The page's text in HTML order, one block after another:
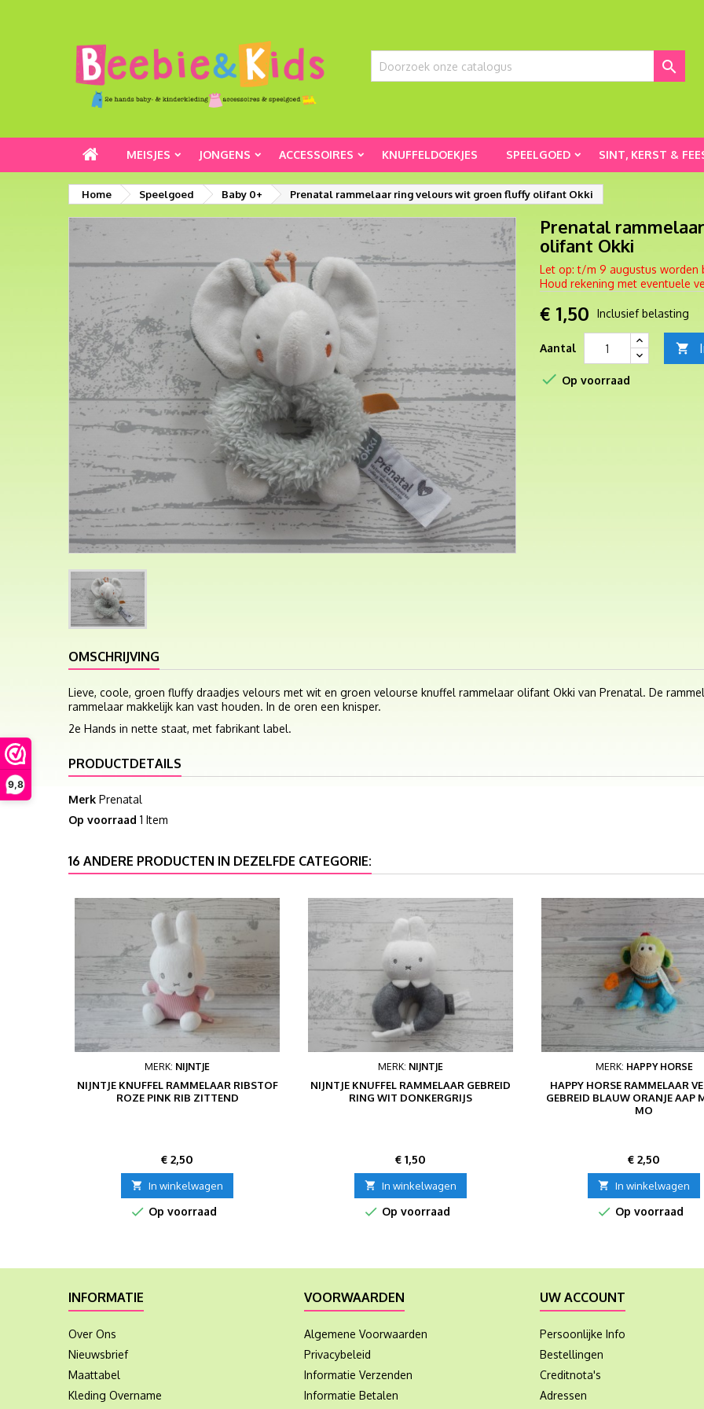
9,8

MEISJES JONGENS ACCESSOIRES KNUFFELDOEKJES SPEELGOED SINT, KERST &
Home Speelgoed Baby 0+ Prenatal rammelaar ring velours wit groen fluffy olifant Okki
Prenatal
olifant Okki
Let op: t/m 9 augustus worden
Houd rekening met eventuele
€ 1,50 Inclusief belasting
Aantal 
 Op voorraad
OMSCHRIJVING
Lieve, coole, groen fluffy draadjes velours met wit en groen velourse knuffel rammelaar olifant Okki van Prenatal. De
rammelaar makkelijk kan vast houden. In de oren een knisper.
2e Hands in nette staat, met fabrikant label.
PRODUCTDETAILS
Merk Prenatal
Op voorraad 1 Item
16 ANDERE PRODUCTEN IN DEZELFDE CATEGORIE:
MERK: NIJNTJE
NIJNTJE KNUFFEL RAMMELAAR RIBSTOF
ROZE PINK RIB ZITTEND
Prijs
€ 2,50
 In winkelwagen
 Op voorraad
MERK: NIJNTJE
NIJNTJE KNUFFEL RAMMELAAR GEBREID
RING WIT DONKERGRIJS
Prijs
€ 1,50
 In winkelwagen
 Op voorraad
MERK: HAPPY HORSE
HAPPY HORSE RAMMELAAR
GEBREID BLAUW ORANJE AAP
MO
Prijs
€ 2,50
 In winkelwagen
 Op voorraad
INFORMATIE
Over Ons
Nieuwsbrief
Maattabel
Kleding Overname
VOORWAARDEN
Algemene Voorwaarden
Privacybeleid
Informatie Verzenden
Informatie Betalen
UW ACCOUNT
Persoonlijke Info
Bestellingen
Creditnota's
Adressen